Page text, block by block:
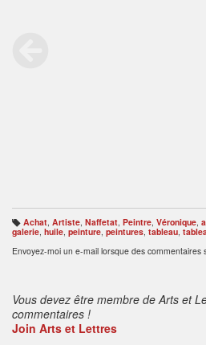
B
ali
s
e
Achat, Artiste, Naffetat, Peintre, Véronique,
galerie huile peinture peintures tableau
Envoyez-moi un e-mail lorsque des commentaires
Vous devez être membre de Arts et
commentaires !
Join Arts et Lettres